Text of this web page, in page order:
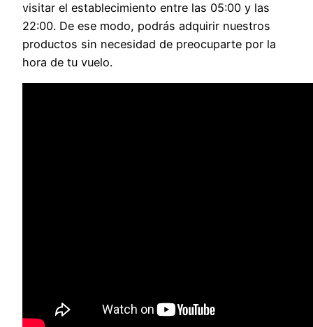
visitar el establecimiento entre las 05:00 y las
22:00. De ese modo, podrás adquirir nuestros
productos sin necesidad de preocuparte por la
hora de tu vuelo.